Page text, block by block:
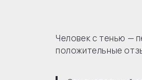
Человек с тенью —
положительные